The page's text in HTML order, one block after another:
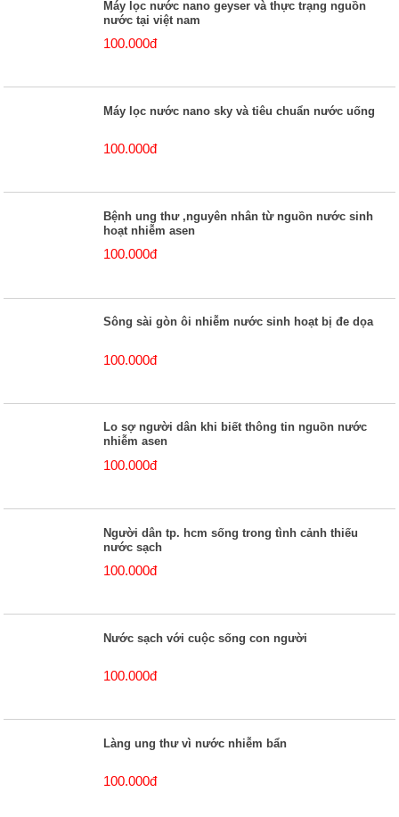
Máy lọc nước nano geyser và thực trạng nguồn
nước tại việt nam
100.000đ
Máy lọc nước nano sky và tiêu chuẩn nước uống
100.000đ
Bệnh ung thư ,nguyên nhân từ nguồn nước sinh
hoạt nhiễm asen
100.000đ
Sông sài gòn ôi nhiễm nước sinh hoạt bị đe dọa
100.000đ
Lo sợ người dân khi biết thông tin nguồn nước
nhiễm asen
100.000đ
Người dân tp. hcm sống trong tình cảnh thiếu
nước sạch
100.000đ
Nước sạch với cuộc sống con người
100.000đ
Làng ung thư vì nước nhiễm bẩn
100.000đ